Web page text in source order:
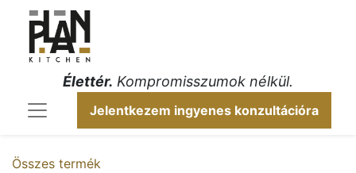
Jelentkezem ingyenes konzultációra
Élettér. Kompromisszumok nélkül.
Összes termék